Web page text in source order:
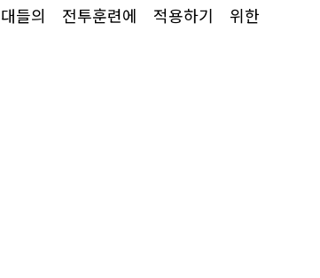
들의 전투훈련에 적용하기 위한